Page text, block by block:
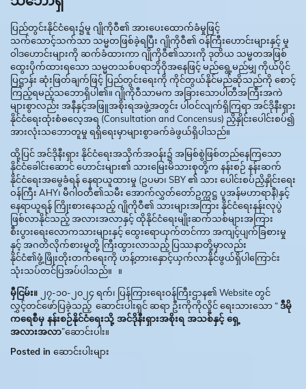
ပြည်တွင်းနိုင်ငံရေး၌မူ ဂျိုကိုဝီ၏ အားပေးထောက်ခံမှုဖြင့်
သက်သောင့်သက်သာ သမ္မတဖြစ်ခဲ့ရပြီး ဂျိုကိုဝီ၏ ဝန်ကြီးဟောင်းများနှင့် မူ
ဝါဒဟောင်းများကို ဆက်ခံထားကာ ဂျိုကိုဝီ၏သားကို ဒုတိယ သမ္မတအဖြစ်
ထွေးပိုက်ထားရသော သမ္မတသစ်ပရာဘိုဝိုအနေဖြင့် မည်ရွေ့မည်မျှ ကိုယ်ပိုင်
ပြဋ္ဌာန်း ဆုံးဖြတ်ချက်ဖြင့် ပြည်တွင်းရေးကို ကိုင်တွယ်နိုင်မည်ဆိုသည်ကို စောင့်
ကြည့်ရမည့်သဘောရှိပါ၏။ ဂျိုကိုဝီသာမက အခြားသောပါတီအကြီးအကဲ
များစွာလည်း အနီနှင့်အဖြူအစိုးရအဖွဲ့အတွင်း ပါဝင်လျက်ရှိကြရာ အင်ဒိုနီးရှား
နိုင်ငံရေးထုံးစံဓလေ့အရ (Consultation and Concensus) ညှိနှိုင်းပေါင်းစပ်၍
အားလုံးသဘောတူမှု ရရှိရေးမှာများစွာခက်ခဲဖွယ်ရှိပါသည်။
ထို့ပြင် အင်ဒိုနီးရှား နိုင်ငံရေးအသိုက်အဝန်း၌ အမြစ်စွဲဖြစ်တည်နေကြသော
နိုင်ငံခေါင်းဆောင် ဟောင်းများ၏ သားမြေးမိသားစုတို့က နန်းစဉ် နန်းဆက်
နိုင်ငံရေးအမွေခံရန် နေရာယူထားမှု (ဥပမာ၊ SBY ၏ သား ပေါင်းစပ်ညှိနှိုင်းရေး
ဝန်ကြီး AHY၊ မီဂါဝတီ၏သမီး အောက်လွှတ်တော်ဥက္ကဋ္ဌ ပူအန်မဟာရာနီ)နှင့်
နေရာယူရန် ကြိုးစားနေသည့် ဂျိုကိုဝီ၏ သားများအကြား နိုင်ငံရေးနန်းလုပွဲ
ဖြစ်လာနိုင်သည့် အလားအလာနှင့် ထိုနိုင်ငံရေးမျိုးဆက်သစ်များအကြား
စီးပွားရေးလောကသားများနှင့် ထွေးရောယှက်တင်ကာ အကျင့်ပျက်ခြစားမှု
နှင့် အဂတိလိုက်စားမှုတို့ ကြီးထွားလာသည့် ပြဿနာတို့မှာလည်း
နိုင်ငံ၏ဖွံ့ဖြိုးတိုးတက်ရေးကို ဟန့်တားနှောင့်ယှက်လာနိုင်ဖွယ်ရှိပါကြောင်း
သုံးသပ်တင်ပြအပ်ပါသည်။ ။
မှီငြမ်း။
၂၇-၁၀-၂၀၂၄ ရက်၊ ပြန်ကြားရေးဝန်ကြီးဌာန၏ Website တွင်
လွှင့်တင်ဖော်ပြခဲ့သည့် ဆောင်းပါးရှင် ဆရာ ဦးကိုကိုလှိုင် ရေးသားသော “ဒီမို
ကရေစီမှ နန်းစဉ်နိုင်ငံရေးသို့ အင်ဒိုနီးရှားအစိုးရ အသစ်နှင့်ရှေ့
အလားအလာ”ဆောင်းပါး။
Posted in ဆောင်းပါးများ